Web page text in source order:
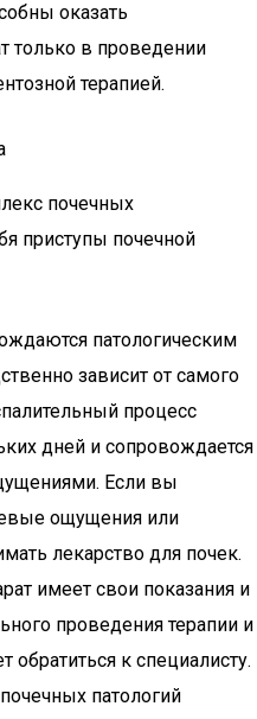
оказать
только в проведении
терапией.
почечных
приступы почечной
патологическим
зависит от самого
процесс
дней и сопровождается
Если вы
ощущения или
лекарство для почек.
имеет свои показания и
проведения терапии и
обратиться к специалисту.
патологий